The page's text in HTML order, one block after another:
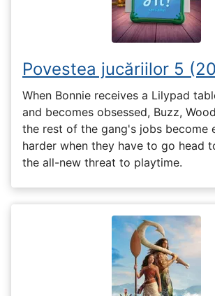
Povestea jucăriilor 5
When Bonnie receives a Lilypad
and becomes obsessed, Buzz,
the rest of the gang's jobs become
harder when they have to go head
the all-new threat to playtime.